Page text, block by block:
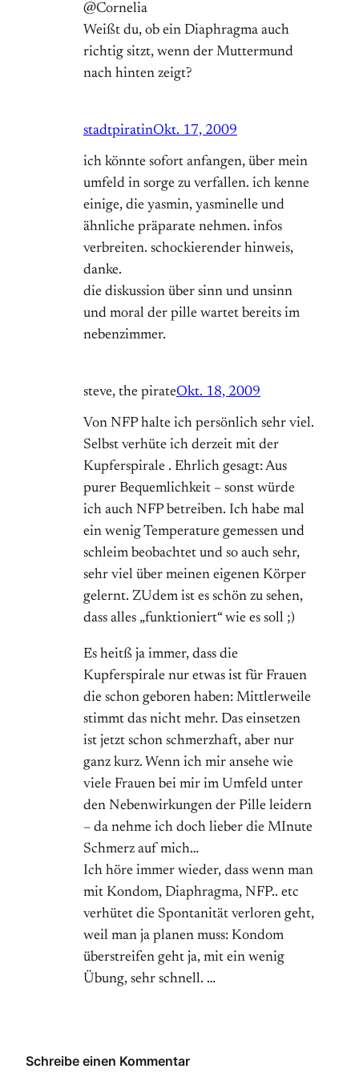
@Cornelia
Weißt du, ob ein Diaphragma auch
richtig sitzt, wenn der Muttermund
nach hinten zeigt?
stadtpiratinOkt. 17, 2009
ich könnte sofort anfangen, über mein
umfeld in sorge zu verfallen. ich kenne
einige, die yasmin, yasminelle und
ähnliche präparate nehmen. infos
verbreiten. schockierender hinweis,
danke.
die diskussion über sinn und unsinn
und moral der pille wartet bereits im
nebenzimmer.
steve, the pirateOkt. 18, 2009
Von NFP halte ich persönlich sehr viel.
Selbst verhüte ich derzeit mit der
Kupferspirale . Ehrlich gesagt: Aus
purer Bequemlichkeit – sonst würde
ich auch NFP betreiben. Ich habe mal
ein wenig Temperature gemessen und
schleim beobachtet und so auch sehr,
sehr viel über meinen eigenen Körper
gelernt. ZUdem ist es schön zu sehen,
dass alles „funktioniert“ wie es soll ;)
Es heitß ja immer, dass die
Kupferspirale nur etwas ist für Frauen
die schon geboren haben: Mittlerweile
stimmt das nicht mehr. Das einsetzen
ist jetzt schon schmerzhaft, aber nur
ganz kurz. Wenn ich mir ansehe wie
viele Frauen bei mir im Umfeld unter
den Nebenwirkungen der Pille leidern
– da nehme ich doch lieber die MInute
Schmerz auf mich…
Ich höre immer wieder, dass wenn man
mit Kondom, Diaphragma, NFP.. etc
verhütet die Spontanität verloren geht,
weil man ja planen muss: Kondom
überstreifen geht ja, mit ein wenig
Übung, sehr schnell. …
Schreibe einen Kommentar